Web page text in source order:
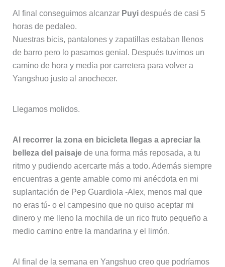
Al final conseguimos alcanzar Puyidespués de casi 5
horas de pedaleo.
Nuestras bicis, pantalones y zapatillas estaban llenos
de barro pero lo pasamos genial. Después tuvimos un
camino de hora y media por carretera para volver a
Yangshuo justo al anochecer.
Llegamos molidos.
Al recorrer la zona en bicicleta llegas a apreciar la
belleza del paisajede una forma más reposada, a tu
ritmo y pudiendo acercarte más a todo. Además siempre
encuentras a gente amable como mi anécdota en mi
suplantación de Pep Guardiola -Alex, menos mal que
no eras tú- o el campesino que no quiso aceptar mi
dinero y me lleno la mochila de un rico fruto pequeño a
medio camino entre la mandarina y el limón.
Al final de la semana en Yangshuo creo que podríamos